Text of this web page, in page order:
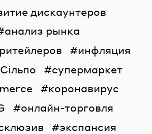
дискаунтеров
анализ рынка
инфляция
Сільпо
супермаркет
коронавирус
онлайн-торговля
экспансия